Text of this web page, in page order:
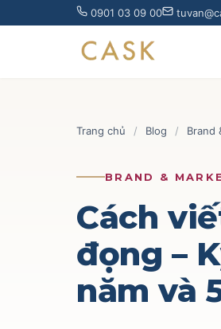
0901 03 09 00
Trang chủ / Blog / Brand
BRAND &
Cách
đọng –
năm và